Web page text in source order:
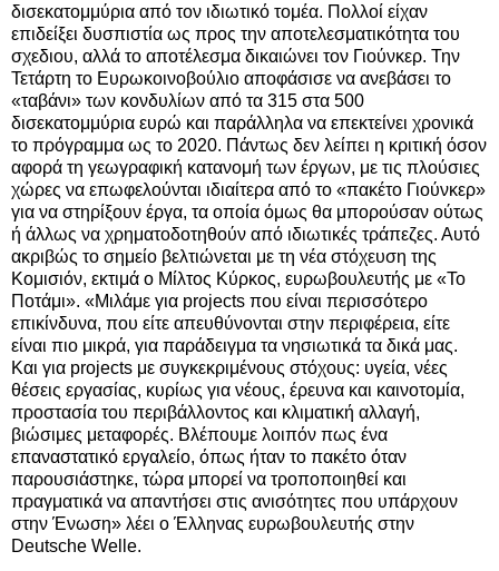
δισεκατομμύρια από τον ιδιωτικό τομέα. Πολλοί είχαν
επιδείξει δυσπιστία ως προς την αποτελεσματικότητα του
σχεδιου, αλλά το αποτέλεσμα δικαιώνει τον Γιούνκερ. Την
Τετάρτη το Ευρωκοινοβούλιο αποφάσισε να ανεβάσει το
«ταβάνι» των κονδυλίων από τα 315 στα 500
δισεκατομμύρια ευρώ και παράλληλα να επεκτείνει χρονικά
το πρόγραμμα ως το 2020. Πάντως δεν λείπει η κριτική όσον
αφορά τη γεωγραφική κατανομή των έργων, με τις πλούσιες
χώρες να επωφελούνται ιδιαίτερα από το «πακέτο Γιούνκερ»
για να στηρίξουν έργα, τα οποία όμως θα μπορούσαν ούτως
ή άλλως να χρηματοδοτηθούν από ιδιωτικές τράπεζες. Αυτό
ακριβώς το σημείο βελτιώνεται με τη νέα στόχευση της
Κομισιόν, εκτιμά ο Μίλτος Κύρκος, ευρωβουλευτής με «Το
Ποτάμι». «Μιλάμε για projects που είναι περισσότερο
επικίνδυνα, που είτε απευθύνονται στην περιφέρεια, είτε
είναι πιο μικρά, για παράδειγμα τα νησιωτικά τα δικά μας.
Και για projects με συγκεκριμένους στόχους: υγεία, νέες
θέσεις εργασίας, κυρίως για νέους, έρευνα και καινοτομία,
προστασία του περιβάλλοντος και κλιματική αλλαγή,
βιώσιμες μεταφορές. Βλέπουμε λοιπόν πως ένα
επαναστατικό εργαλείο, όπως ήταν το πακέτο όταν
παρουσιάστηκε, τώρα μπορεί να τροποποιηθεί και
πραγματικά να απαντήσει στις ανισότητες που υπάρχουν
στην Ένωση» λέει ο Έλληνας ευρωβουλευτής στην
Deutsche Welle.